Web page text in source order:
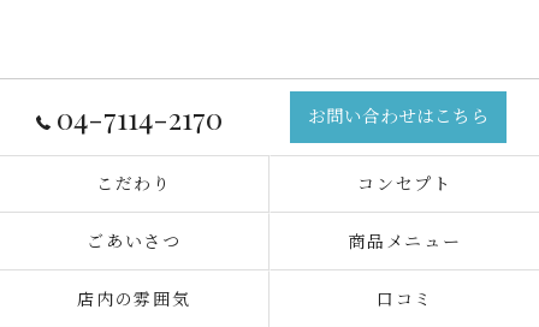
04-7114-2170 お問い合わせはこちら
こだわり コンセプト
ごあいさつ 商品メニュー
店内の雰囲気 口コミ